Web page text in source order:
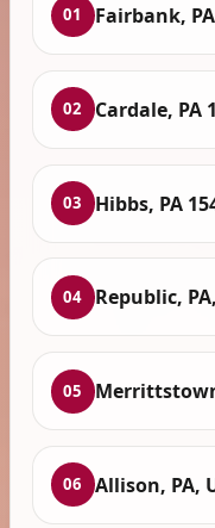
01 Fairbank,
02 Cardale, PA
03 Hibbs, PA
04 Republic,
05
06 Allison, PA,